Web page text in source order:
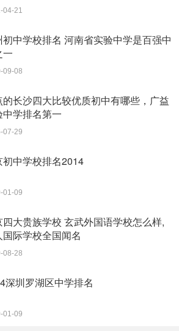
恒外语幼儿园分为多个主题教育区
到比较正宗的美式英语，每年学费五
园
，而且还会兼顾中国国学教育，让
贝斯特幼儿园也是非常贵的，一年需
04-21
初中学校排名 河南省实验中学是百强中
一
09-08
的长沙四大比较优质初中有哪些，广益
中学排名第一
07-29
初中学校排名2014
01-09
四大贵族学校 玄武外国语学校怎么样,
国际学校全国闻名
08-28
深圳罗湖区中学排名
01-09